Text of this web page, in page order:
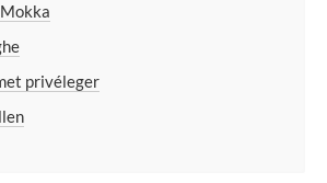
privéleger